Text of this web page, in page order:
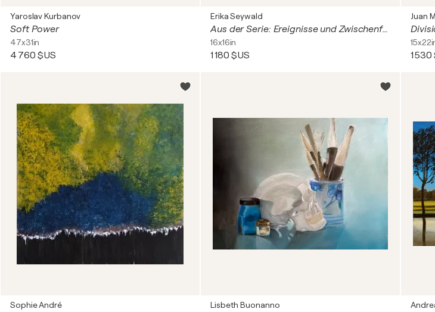
Yaroslav Kurbanov
Soft Power
47x31in
4 760 $US
Erika Seywald
Aus der Serie: Ereignisse und Zwischenfälle in der Natur - 1
16x16in
1 180 $US
Juan
1 530
Sophie André Lisbeth Buonanno